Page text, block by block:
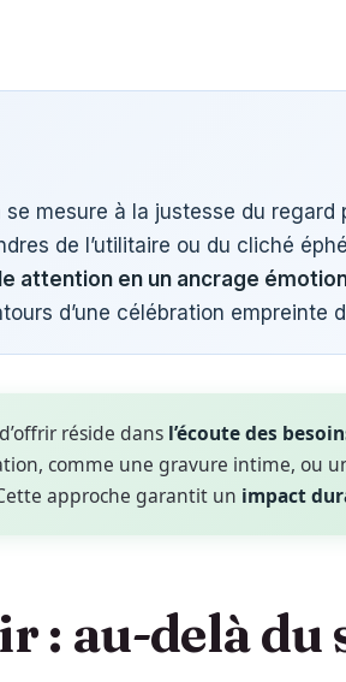
se mesure à la justesse du regard
de l’utilitaire ou du cliché
attention en un ancrage
d’une célébration empreinte
réside dans l’écoute des
comme une gravure intime, ou
approche garantit un impact
: au-delà